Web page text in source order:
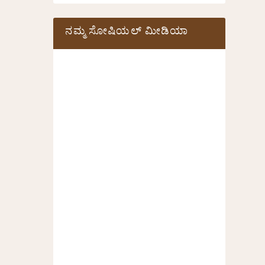
ನಮ್ಮ ಸೋಷಿಯಲ್‌ ಮೀಡಿಯಾ